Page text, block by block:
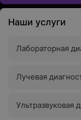
Наши услуги
Лабораторная
Лучевая
Ультразвуковая